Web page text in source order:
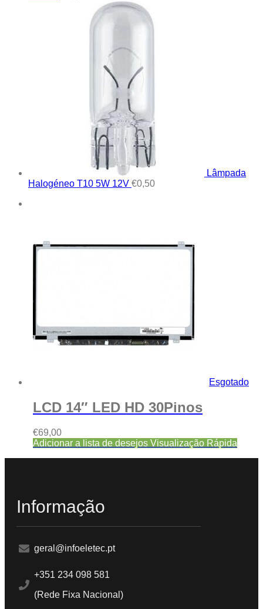
Lâmpada
Halogéneo T10 5W 12V €0,50
Esgotado
LCD 14″ LED HD 30Pinos
€69,00
Adicionar a lista de desejos Visualização Rápida
Informação
geral@infoeletec.pt
+351 234 098 581
(Rede Fixa Nacional)